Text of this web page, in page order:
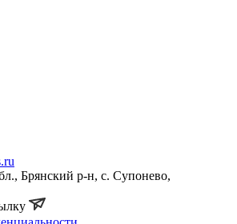
Брянский р-н, с. Супонево,